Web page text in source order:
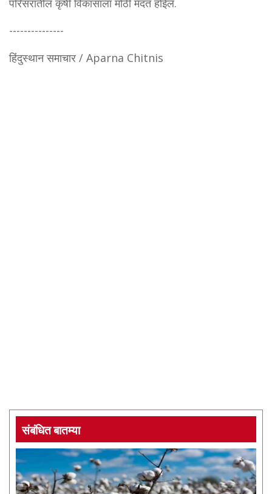
परिसरातील कृषी विकासाला मोठी मदत होईल.
---------------
हिंदुस्थान समाचार / Aparna Chitnis
संबंधित बातम्या